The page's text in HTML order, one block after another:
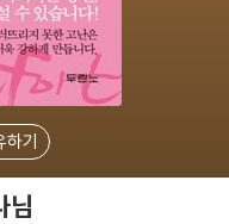
하기
님